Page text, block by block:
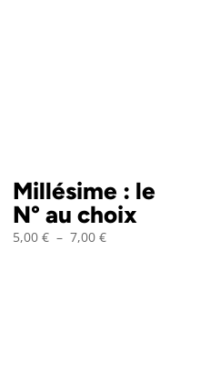
Millésime : le
N° au choix
5,00€ – 7,00€Plage